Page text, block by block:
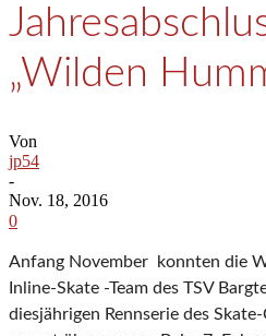
„Wilden
Von
jp54
-
Nov. 18, 2016
0
Anfang November konnten die
Inline-Skate -Team des TSV
diesjährigen Rennserie des